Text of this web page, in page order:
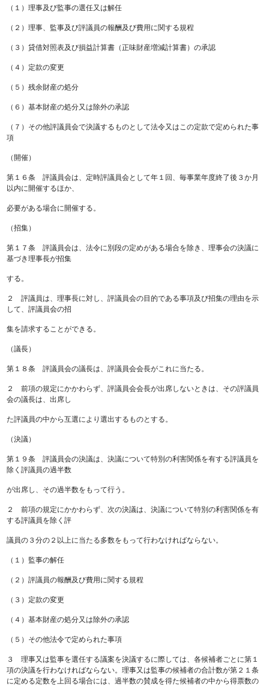
（１）理事及び監事の選任又は解任
（２）理事、監事及び評議員の報酬及び費用に関する規程
（３）貸借対照表及び損益計算書（正味財産増減計算書）の承認
（４）定款の変更
（５）残余財産の処分
（６）基本財産の処分又は除外の承認
（７）その他評議員会で決議するものとして法令又はこの定款で定められた事
項
（開催）
第１６条 評議員会は、定時評議員会として年１回、毎事業年度終了後３か月
以内に開催するほか、
必要がある場合に開催する。
（招集）
第１７条 評議員会は、法令に別段の定めがある場合を除き、理事会の決議に
基づき理事長が招集
する。
２ 評議員は、理事長に対し、評議員会の目的である事項及び招集の理由を示
して、評議員会の招
集を請求することができる。
（議長）
第１８条 評議員会の議長は、評議員会会長がこれに当たる。
２ 前項の規定にかかわらず、評議員会会長が出席しないときは、その評議員
会の議長は、出席し
た評議員の中から互選により選出するものとする。
（決議）
第１９条 評議員会の決議は、決議について特別の利害関係を有する評議員を
除く評議員の過半数
が出席し、その過半数をもって行う。
２ 前項の規定にかかわらず、次の決議は、決議について特別の利害関係を有
する評議員を除く評
議員の３分の２以上に当たる多数をもって行わなければならない。
（１）監事の解任
（２）評議員の報酬及び費用に関する規程
（３）定款の変更
（４）基本財産の処分又は除外の承認
（５）その他法令で定められた事項
３ 理事又は監事を選任する議案を決議するに際しては、各候補者ごとに第１
項の決議を行わなければならない。理事又は監事の候補者の合計数が第２１条
に定める定数を上回る場合には、過半数の賛成を得た候補者の中から得票数の